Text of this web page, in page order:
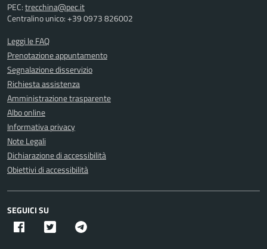
PEC:trecchina@pec.it
Centralino unico: +39 0973 826002
Leggi le FAQ
Prenotazione appuntamento
Segnalazione disservizio
Richiesta assistenza
Amministrazione trasparente
Albo online
Informativa privacy
Note Legali
Dichiarazione di accessibilità
Obiettivi di accessibilità
SEGUICI SU
Facebook Twitter X